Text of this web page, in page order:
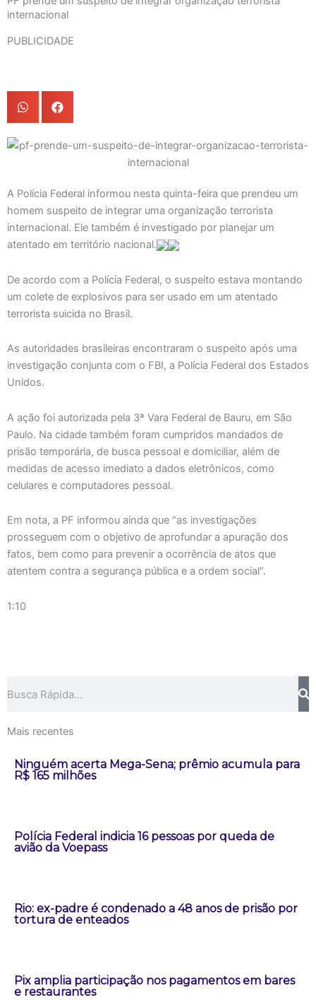
internacional
PUBLICIDADE
A Polícia Federal informou nesta quinta-feira que prendeu um
homem suspeito de integrar uma organização terrorista
internacional. Ele também é investigado por planejar um
atentado em território nacional.
De acordo com a Polícia Federal, o suspeito estava montando
um colete de explosivos para ser usado em um atentado
terrorista suicida no Brasil.
As autoridades brasileiras encontraram o suspeito após uma
investigação conjunta com o FBI, a Polícia Federal dos Estados
Unidos.
A ação foi autorizada pela 3ª Vara Federal de Bauru, em São
Paulo. Na cidade também foram cumpridos mandados de
prisão temporária, de busca pessoal e domiciliar, além de
medidas de acesso imediato a dados eletrônicos, como
celulares e computadores pessoal.
Em nota, a PF informou ainda que “as investigações
prosseguem com o objetivo de aprofundar a apuração dos
fatos, bem como para prevenir a ocorrência de atos que
atentem contra a segurança pública e a ordem social”.
1:10
Mais recentes
Ninguém acerta Mega-Sena; prêmio acumula para
R$ 165 milhões
Polícia Federal indicia 16 pessoas por queda de
avião da Voepass
Rio: ex-padre é condenado a 48 anos de prisão por
tortura de enteados
Pix amplia participação nos pagamentos em bares
e restaurantes